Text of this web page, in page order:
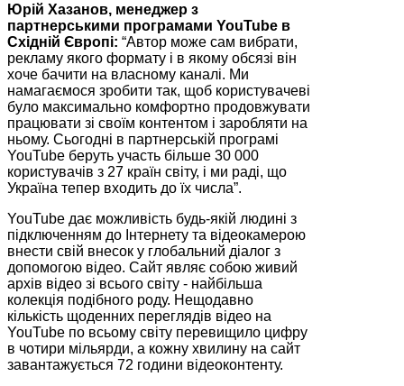
Юрій Хазанов, менеджер з
партнерськими програмами YouTube в
Східній Європі: “Автор може сам вибрати,
рекламу якого формату і в якому обсязі він
хоче бачити на власному каналі. Ми
намагаємося зробити так, щоб користувачеві
було максимально комфортно продовжувати
працювати зі своїм контентом і заробляти на
ньому. Сьогодні в партнерській програмі
YouTube беруть участь більше 30 000
користувачів з 27 країн світу, і ми раді, що
Україна тепер входить до їх числа”.
YouTube дає можливість будь-якій людині з
підключенням до Інтернету та відеокамерою
внести свій внесок у глобальний діалог з
допомогою відео. Сайт являє собою живий
архів відео зі всього світу - найбільша
колекція подібного роду. Нещодавно
кількість щоденних переглядів відео на
YouTube по всьому світу перевищило цифру
в чотири мільярди, а кожну хвилину на сайт
завантажується 72 години відеоконтенту.